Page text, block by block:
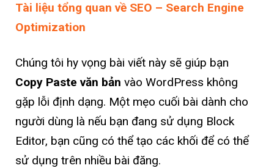
Tài liệu tổng quan về SEO – Search Engine
Optimization
Chúng tôi hy vọng bài viết này sẽ giúp bạn
Copy Paste văn bản vào WordPress không
gặp lỗi định dạng. Một mẹo cuối bài dành cho
người dùng là nếu bạn đang sử dụng Block
Editor, bạn cũng có thể tạo các khối để có thể
sử dụng trên nhiều bài đăng.